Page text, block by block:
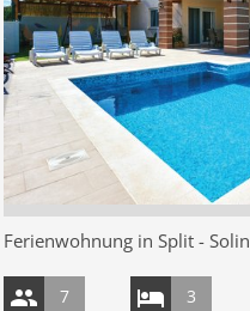
Ferienwohnung in Split - Solin
7 3